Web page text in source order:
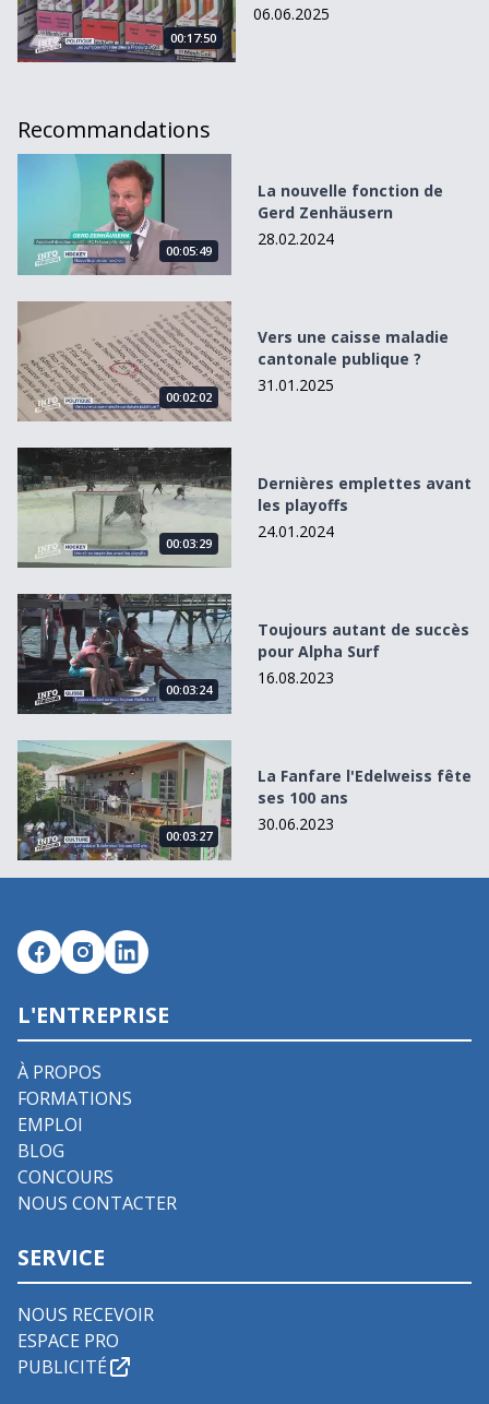
00:17:50
06.06.2025
Recommandations
La nouvelle fonction de Gerd Zenhäusern
00:05:49
La nouvelle fonction de
Gerd Zenhäusern
28.02.2024
Vers une caisse maladie cantonale publique ?
00:02:02
Vers une caisse maladie
cantonale publique ?
31.01.2025
Dernières emplettes avant les playoffs
00:03:29
Dernières emplettes avant
les playoffs
24.01.2024
Toujours autant de succès pour Alpha Surf
00:03:24
Toujours autant de succès
pour Alpha Surf
16.08.2023
La Fanfare l&#039;Edelweiss fête ses 100 ans
00:03:27
La Fanfare l'Edelweiss fête
ses 100 ans
30.06.2023
L'ENTREPRISE
À PROPOS
FORMATIONS
EMPLOI
BLOG
CONCOURS
NOUS CONTACTER
SERVICE
NOUS RECEVOIR
ESPACE PRO
PUBLICITÉ